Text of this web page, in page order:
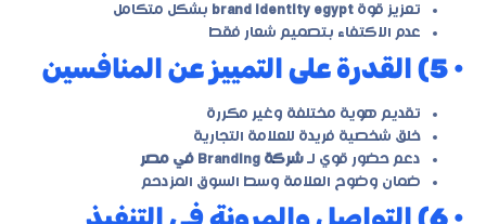
تعزيز قوة brand identity egypt بشكل متكامل
عدم الاكتفاء بتصميم شعار فقط
• 5) القدرة على التمييز عن المنافسين
تقديم هوية مختلفة وغير مكررة
خلق شخصية فريدة للعلامة التجارية
دعم حضور قوي لـ شركة Branding في مصر
ضمان وضوح العلامة وسط السوق المزدحم